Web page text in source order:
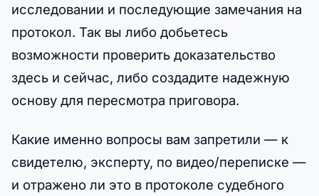
исследовании и последующие замечания на
протокол. Так вы либо добьетесь
возможности проверить доказательство
здесь и сейчас, либо создадите надежную
основу для пересмотра приговора.
Какие именно вопросы вам запретили — к
свидетелю, эксперту, по видео/переписке —
и отражено ли это в протоколе судебного